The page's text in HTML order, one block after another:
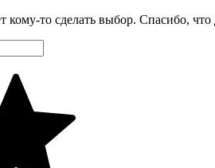
то сделать выбор. Спасибо, что